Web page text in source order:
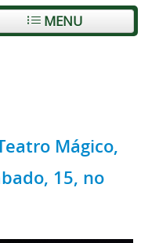
MENU
Mágico,
15, no